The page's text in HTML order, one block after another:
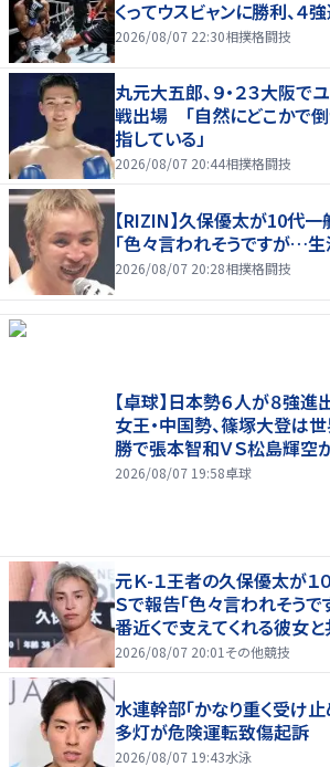
くってウスビャンに勝利、４
2026/08/07 22:30相撲格闘技
丸元大五郎、９・２３大阪
戦出場 「自然にどこかで倒
指している」
2026/08/07 20:44相撲格闘技
【RIZIN】久保優太が10代
「色々言われそうですが…生
2026/08/07 20:28相撲格闘技
【卓球】日本勢６人が８強
女王・中国勢、篠塚大登は
勝で張本智和ＶＳ松島輝空
2026/08/07 19:58卓球
元Ｋ-１王者の久保優太が
Ｓで報告「色々言われそう
番近くで支えてくれる彼女
家庭を築いていきたい」
2026/08/07 20:01 その他競技
水連幹部「かなり重く受け
多灯が危険運転致傷起訴
2026/08/07 19:43水泳